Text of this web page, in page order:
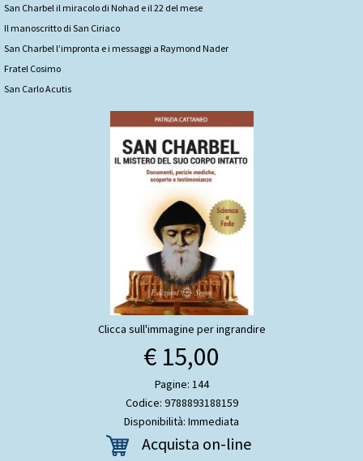
San Charbel il miracolo di Nohad e il 22 del mese
Il manoscritto di San Ciriaco
San Charbel l’impronta e i messaggi a Raymond Nader
Fratel Cosimo
San Carlo Acutis
Clicca sull'immagine per ingrandire
€ 15,00
Pagine: 144
Codice: 9788893188159
Disponibilità: Immediata
Acquista on-line